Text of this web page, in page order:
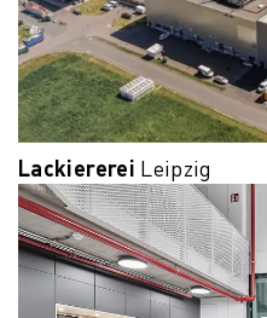
Lackiererei Leipzig